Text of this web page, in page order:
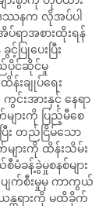
ဒဿနက လိုအပ်ပါ
ရာအစားထိုးရန်
ြုပေးပြီး
ပိုင်ဆိုင်မှု
းချုပ်ရေး
းအားနှင့် နေရာ
ားကို ပြည့်မီစေ
ြီး တည်ငြိမ်သော
ားကို ထိန်းသိမ်း
န့်ခွဲမှုစနစ်များ
ပျက်စီးမှုမှ ကာကွယ်
ယန္တရားကို မထိခိုက်